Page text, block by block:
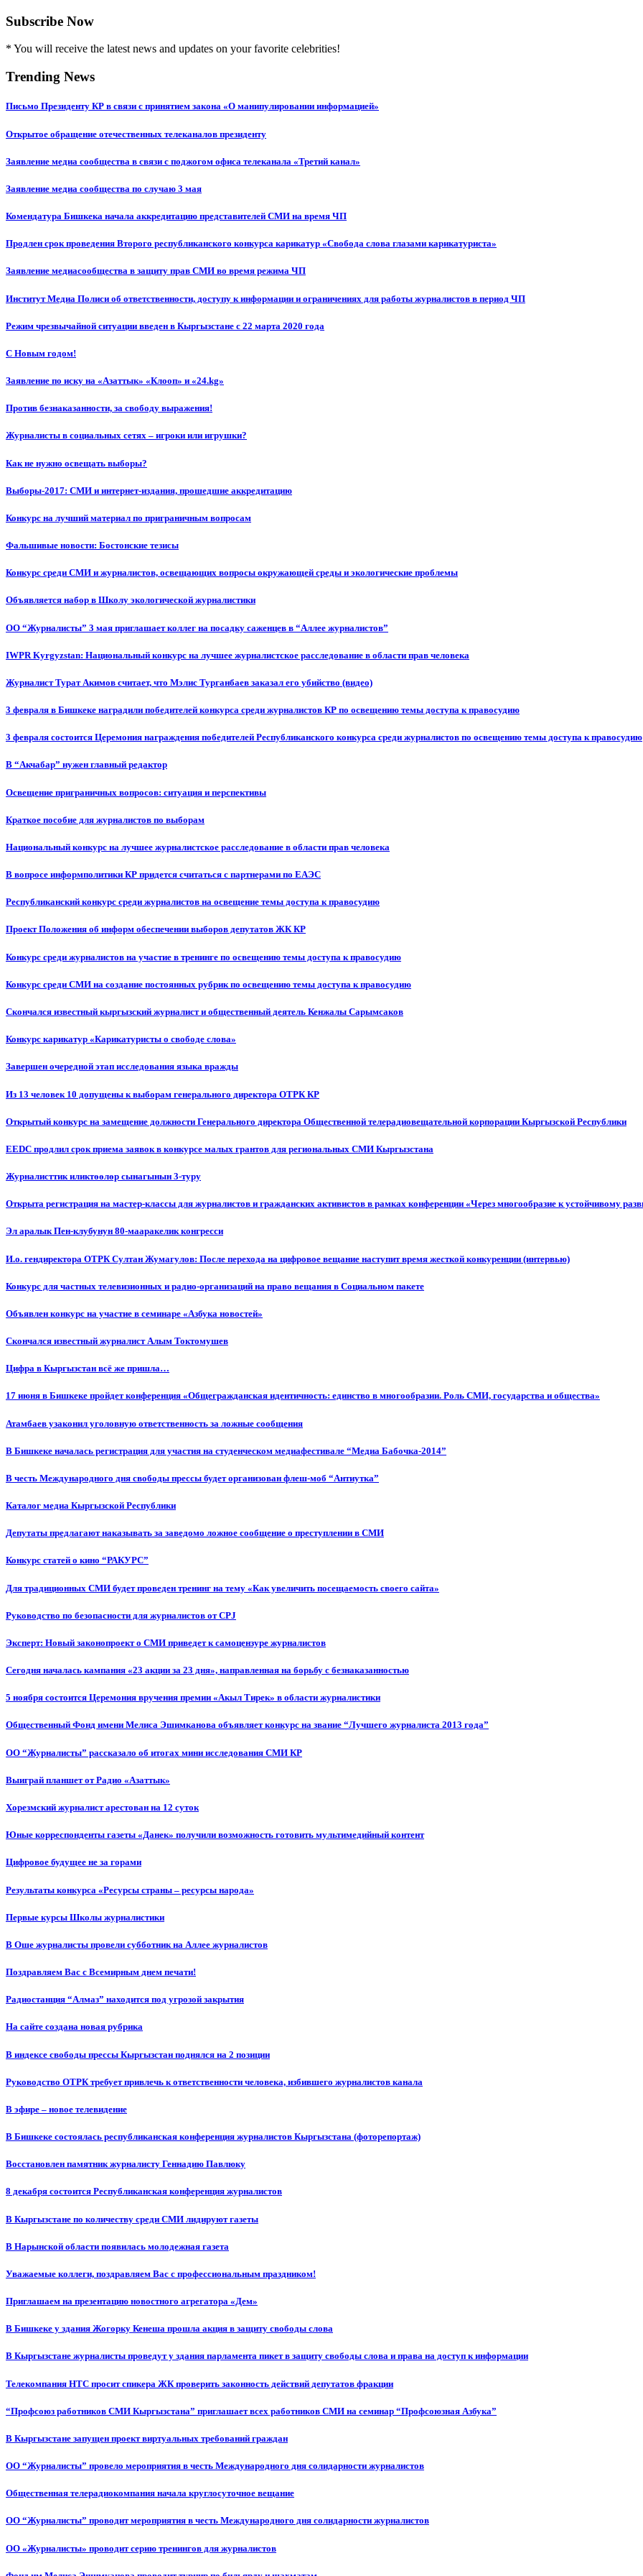
Subscribe Now
* You will receive the latest news and updates on your favorite celebrities!
Trending News
Письмо Президенту КР в связи с принятием закона «О манипулировании информацией»
Открытое обращение отечественных телеканалов президенту
Заявление медиа сообщества в связи с поджогом офиса телеканала «Третий канал»
Заявление медиа сообщества по случаю 3 мая
Комендатура Бишкека начала аккредитацию представителей СМИ на время ЧП
Продлен срок проведения Второго республиканского конкурса карикатур «Свобода слова глазами карикатуриста»
Заявление медиасообщества в защиту прав СМИ во время режима ЧП
Институт Медиа Полиси об ответственности, доступу к информации и ограничениях для работы журналистов в период ЧП
Режим чрезвычайной ситуации введен в Кыргызстане с 22 марта 2020 года
С Новым годом!
Заявление по иску на «Азаттык» «Клооп» и «24.kg»
Против безнаказанности, за свободу выражения!
Журналисты в социальных сетях – игроки или игрушки?
Как не нужно освещать выборы?
Выборы-2017: СМИ и интернет-издания, прошедшие аккредитацию
Конкурс на лучший материал по приграничным вопросам
Фальшивые новости: Бостонские тезисы
Конкурс среди СМИ и журналистов, освещающих вопросы окружающей среды и экологические проблемы
Объявляется набор в Школу экологической журналистики
ОО “Журналисты” 3 мая приглашает коллег на посадку саженцев в “Аллее журналистов”
IWPR Kyrgyzstan: Национальный конкурс на лучшее журналистское расследование в области прав человека
Журналист Турат Акимов считает, что Мэлис Турганбаев заказал его убийство (видео)
3 февраля в Бишкеке наградили победителей конкурса среди журналистов КР по освещению темы доступа к правосудию
3 февраля состоится Церемония награждения победителей Республиканского конкурса среди журналистов по освещению темы доступа к правосудию
В “Акчабар” нужен главный редактор
Освещение приграничных вопросов: ситуация и перспективы
Краткое пособие для журналистов по выборам
Национальный конкурс на лучшее журналистское расследование в области прав человека
В вопросе информполитики КР придется считаться с партнерами по ЕАЭС
Республиканский конкурс среди журналистов на освещение темы доступа к правосудию
Проект Положения об информ обеспечении выборов депутатов ЖК КР
Конкурс среди журналистов на участие в тренинге по освещению темы доступа к правосудию
Конкурс среди СМИ на создание постоянных рубрик по освещению темы доступа к правосудию
Скончался известный кыргызский журналист и общественный деятель Кенжалы Сарымсаков
Конкурс карикатур «Карикатуристы о свободе слова»
Завершен очередной этап исследования языка вражды
Из 13 человек 10 допущены к выборам генерального директора ОТРК КР
Открытый конкурс на замещение должности Генерального директора Общественной телерадиовещательной корпорации Кыргызской Республики
EEDC продлил срок приема заявок в конкурсе малых грантов для региональных СМИ Кыргызстана
Журналисттик иликтөөлөр сынагынын 3-туру
Открыта регистрация на мастер-классы для журналистов и гражданских активистов в рамках конференции «Через многообразие к устойчивому
Эл аралык Пен-клубунун 80-мааракелик конгресси
И.о. гендиректора ОТРК Султан Жумагулов: После перехода на цифровое вещание наступит время жесткой конкуренции (интервью)
Конкурс для частных телевизионных и радио-организаций на право вещания в Социальном пакете
Объявлен конкурс на участие в семинаре «Азбука новостей»
Cкончался известный журналист Алым Токтомушев
Цифра в Кыргызстан всё же пришла…
17 июня в Бишкеке пройдет конференция «Общегражданская идентичность: единство в многообразии. Роль СМИ, государства и общества»
Атамбаев узаконил уголовную ответственность за ложные сообщения
В Бишкеке началась регистрация для участия на студенческом медиафестивале “Медиа Бабочка-2014”
В честь Международного дня свободы прессы будет организован флеш-моб “Антиутка”
Каталог медиа Кыргызской Республики
Депутаты предлагают наказывать за заведомо ложное сообщение о преступлении в СМИ
Конкурс статей о кино “РАКУРС”
Для традиционных СМИ будет проведен тренинг на тему «Как увеличить посещаемость своего сайта»
Руководство по безопасности для журналистов от CPJ
Эксперт: Новый законопроект о СМИ приведет к самоцензуре журналистов
Сегодня началась кампания «23 акции за 23 дня», направленная на борьбу с безнаказанностью
5 ноября состоится Церемония вручения премии «Акыл Тирек» в области журналистики
Общественный Фонд имени Мелиса Эшимканова объявляет конкурс на звание “Лучшего журналиста 2013 года”
ОО “Журналисты” рассказало об итогах мини исследования СМИ КР
Выиграй планшет от Радио «Азаттык»
Хорезмский журналист арестован на 12 суток
Юные корреспонденты газеты «Данек» получили возможность готовить мультимедийный контент
Цифровое будущее не за горами
Результаты конкурса «Ресурсы страны – ресурсы народа»
Первые курсы Школы журналистики
В Оше журналисты провели субботник на Аллее журналистов
Поздравляем Вас с Всемирным днем печати!
Радиостанция “Алмаз” находится под угрозой закрытия
На сайте создана новая рубрика
В индексе свободы прессы Кыргызстан поднялся на 2 позиции
Руководство ОТРК требует привлечь к ответственности человека, избившего журналистов канала
В эфире – новое телевидение
В Бишкеке состоялась республиканская конференция журналистов Кыргызстана (фоторепортаж)
Восстановлен памятник журналисту Геннадию Павлюку
8 декабря состоится Республиканская конференция журналистов
В Кыргызстане по количеству среди СМИ лидируют газеты
В Нарынской области появилась молодежная газета
Уважаемые коллеги, поздравляем Вас с профессиональным праздником!
Приглашаем на презентацию новостного агрегатора «Дем»
В Бишкеке у здания Жогорку Кенеша прошла акция в защиту свободы слова
В Кыргызстане журналисты проведут у здания парламента пикет в защиту свободы слова и права на доступ к информации
Телекомпания НТС просит спикера ЖК проверить законность действий депутатов фракции
“Профсоюз работников СМИ Кыргызстана” приглашает всех работников СМИ на семинар “Профсоюзная Азбука”
В Кыргызстане запущен проект виртуальных требований граждан
ОО “Журналисты” провело мероприятия в честь Международного дня солидарности журналистов
Общественная телерадиокомпания начала круглосуточное вещание
ОО “Журналисты” проводит мероприятия в честь Международного дня солидарности журналистов
ОО «Журналисты» проводит серию тренингов для журналистов